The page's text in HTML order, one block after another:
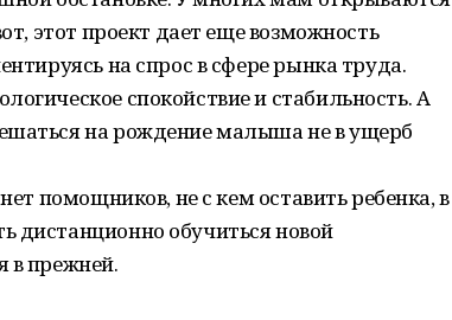
этот проект дает еще возможность
на спрос в сфере рынка труда.
спокойствие и стабильность. А
на рождение малыша не в ущерб
помощников, не с кем оставить ребенка, в
дистанционно обучиться новой
в прежней.